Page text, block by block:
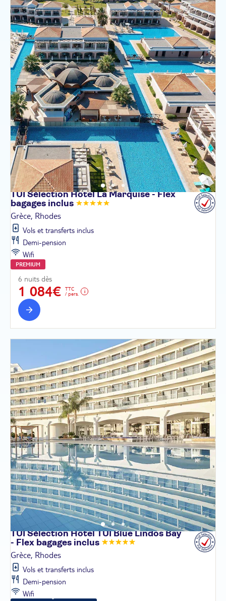
TUI Sélection Hôtel La Marquise - Flex
bagages inclus
Grèce, Rhodes
Vols et transferts inclus
Demi-pension
Wifi
PREMIUM
6 nuits dès
1 084€
TTC
/ pers.
TUI Sélection Hôtel TUI Blue Lindos Bay
- Flex bagages inclus
Grèce, Rhodes
Vols et transferts inclus
Demi-pension
Wifi